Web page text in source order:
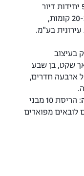
מתחם פינוי בינוי עם בנייה של 550 יחידות דיור
חדשות, במספר מגדלי יוקרה בני כ-20 קומות,
בע"מ.
בעיצוב
אך שקט, בן שבע
של ארבעה חדרים,
: הריסת 10 מבני
עם לובאים מפוארים